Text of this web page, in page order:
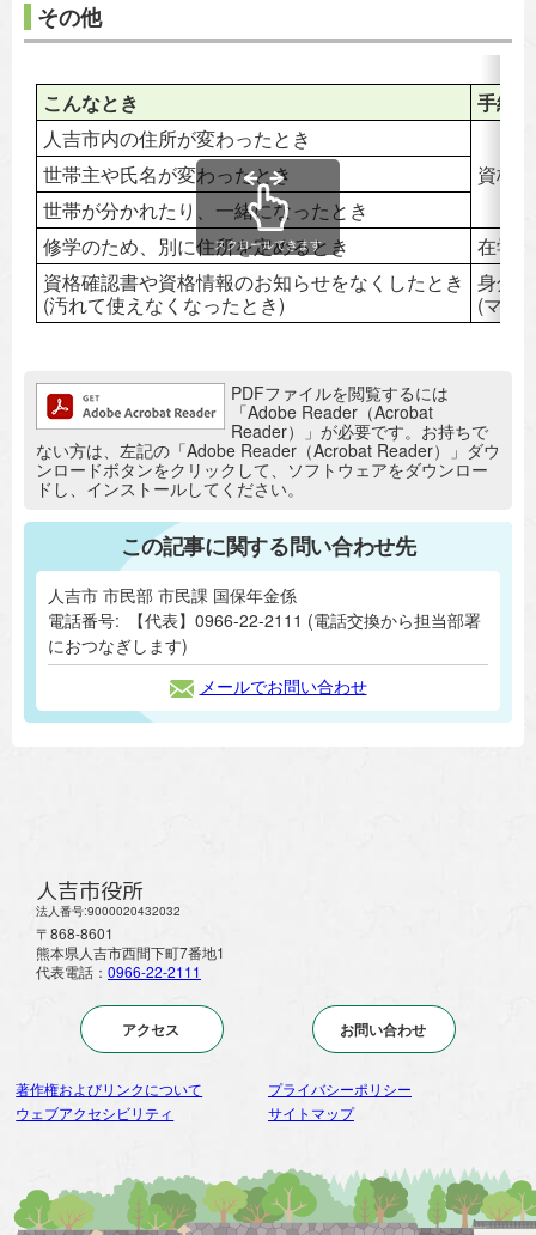
その他
こんなとき
手続
人吉市内の住所が変わったとき
資格
世帯主や氏名が変わったとき
世帯が分かれたり、一緒になったとき
修学のため、別に住所を定めるとき
在学
資格確認書や資格情報のお知らせをなくしたとき
(汚れて使えなくなったとき)
身分
(マイ
スクロールできます
追加情報：PDFファイルPDFファイルを閲覧するには
「Adobe Reader（Acrobat
Reader）」が必要です。お持ちで
ない方は、左記の「Adobe Reader（Acrobat Reader）」ダウ
ンロードボタンをクリックして、ソフトウェアをダウンロー
ドし、インストールしてください。
この記事に関する問い合わせ先
人吉市 市民部 市民課 国保年金係
電話番号:
【代表】0966-22-2111 (電話交換から担当部署
におつなぎします)
メールでお問い合わせ
人吉市役所
法人番号:9000020432032
〒868-8601
熊本県人吉市西間下町7番地1
代表電話： 0966-22-2111
アクセス お問い合わせ
著作権およびリンクについて
プライバシーポリシー
ウェブアクセシビリティ
サイトマップ